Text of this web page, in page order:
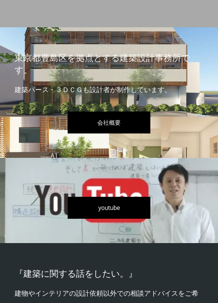
東京都豊島区を拠点とする建築設計事務所で
す。
建築パース・３ＤＣＧも設計者が制作しています。
会社概要
youtube
『建築に関する話をしたい。』
建物やインテリアの設計依頼以外での相談アドバイスをご希